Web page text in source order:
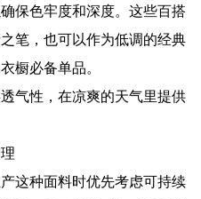
保色牢度和深度。这些百搭
笔，也可以作为低调的经典
橱必备单品。
气性，在凉爽的天气里提供
这种面料时优先考虑可持续